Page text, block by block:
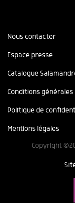
Nous contacter
Espace presse
Catalogue
Conditions
Politique de
Mentions légales
Copyright